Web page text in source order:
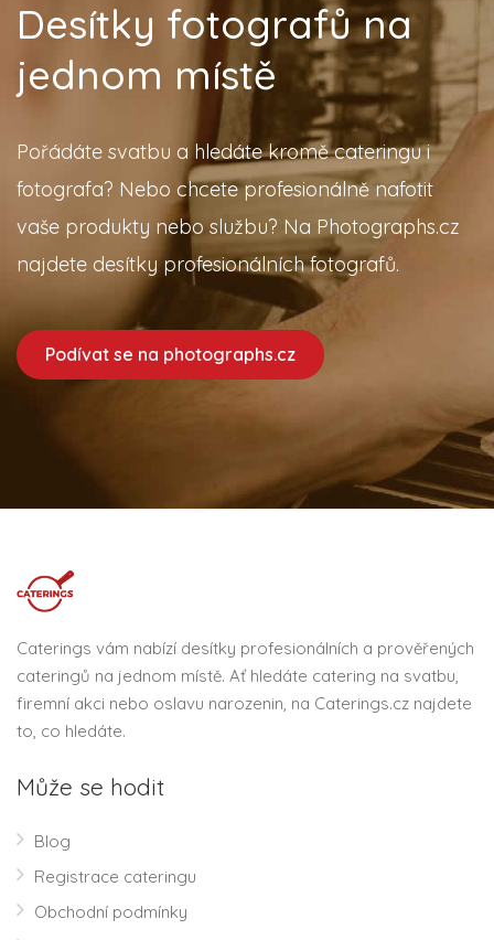
Desítky fotografů na
jednom místě
Pořádáte svatbu a hledáte kromě cateringu i
fotografa? Nebo chcete profesionálně nafotit
vaše produkty nebo službu? Na Photographs.cz
najdete desítky profesionálních fotografů.
Podívat se na photographs.cz
Caterings vám nabízí desítky profesionálních a prověřených
cateringů na jednom místě. Ať hledáte catering na svatbu,
firemní akci nebo oslavu narozenin, na Caterings.cz najdete
to, co hledáte.
Může se hodit
Blog
Registrace cateringu
Obchodní podmínky